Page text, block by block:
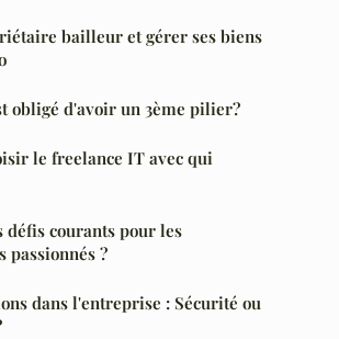
bailleur et gérer ses biens
obligé d'avoir un 3ème pilier?
le freelance IT avec qui
défis courants pour les
passionnés ?
dans l'entreprise : Sécurité ou